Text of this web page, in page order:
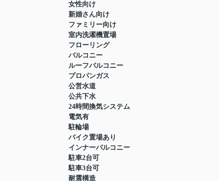
女性向け
新婚さん向け
ファミリー向け
室内洗濯機置場
フローリング
バルコニー
ルーフバルコニー
プロパンガス
公営水道
公共下水
24時間換気システム
電気有
駐輪場
バイク置場あり
インナーバルコニー
駐車2台可
駐車3台可
耐震構造